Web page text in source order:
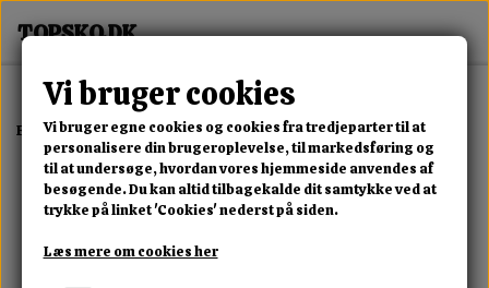
Forside Dame Alle Damesko Shadow Buckle Boot
Vi bruger cookies
Vi bruger egne cookies og cookies fra tredjeparter til at
personalisere din brugeroplevelse, til markedsføring og
til at undersøge, hvordan vores hjemmeside anvendes af
besøgende. Du kan altid tilbagekalde dit samtykke ved at
trykke på linket 'Cookies' nederst på siden.
Læs mere om cookies her